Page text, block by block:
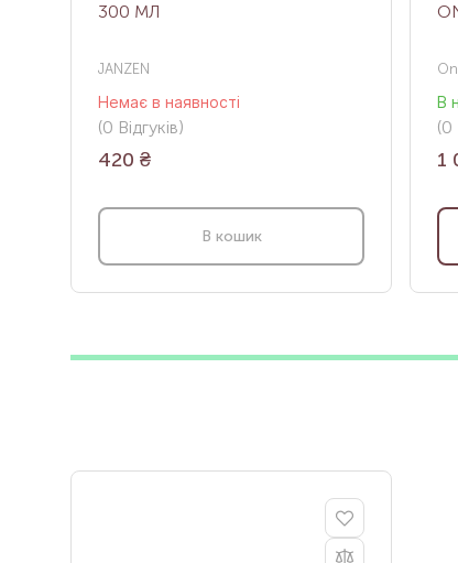
300 МЛ
JANZEN
Немає в наявності
(0 Відгуків)
420 ₴
В кошик
В
(0
1